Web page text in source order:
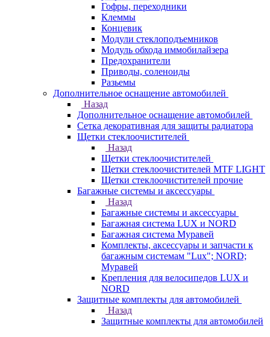
Гофры, переходники
Клеммы
Концевик
Модули стеклоподъемников
Модуль обхода иммобилайзера
Предохранители
Приводы, соленоиды
Разьемы
Дополнительное оснащение автомобилей
Назад
Дополнительное оснащение автомобилей
Сетка декоративная для защиты радиатора
Щетки стеклоочистителей
Назад
Щетки стеклоочистителей
Щетки стеклоочистителей MTF LIGHT
Щетки стеклоочистителей прочие
Багажные системы и аксессуары
Назад
Багажные системы и аксессуары
Багажная система LUX и NORD
Багажная система Муравей
Комплекты, аксессуары и запчасти к
багажным системам "Lux"; NORD;
Муравей
Крепления для велосипедов LUX и
NORD
Защитные комплекты для автомобилей
Назад
Защитные комплекты для автомобилей